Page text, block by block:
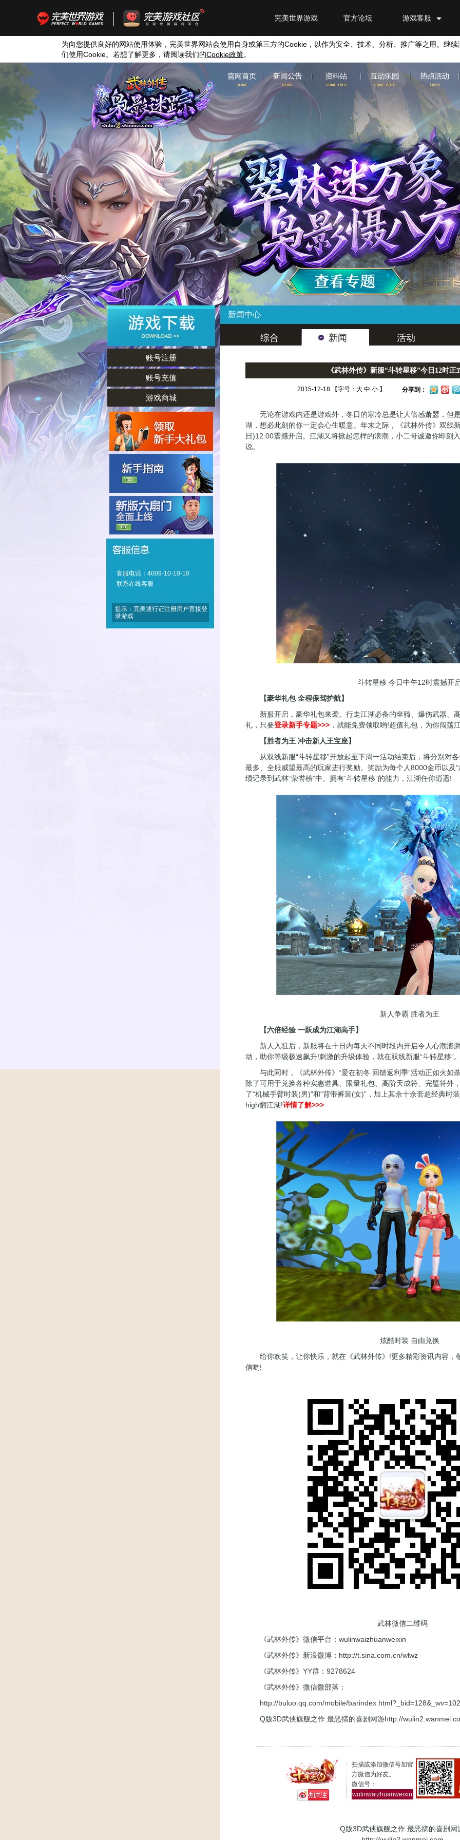
游戏客服
官方论坛
完美世界游戏
为向您提供良好的网站使用体验，完美世界网站会使用自身或第三方的Cookie ，以作为安全、技术、分析、推广等之用。继
们使用Cookie。若想了解更多，请阅读我们的Cookie政策。
账号注册
账号充值
游戏商城
客服电话：4009-10-10-10
联系在线客服
提示：完美通行证注册用户直接登
录游戏
新闻中心
综合 新闻 活动
《武林外传》新服“斗转星移”今日12时正
2015-12-18 【字号： 大 中 小】 分享到：
无论在游戏内还是游戏外，冬日的寒冷总是让人倍感萧瑟，但
湖，想必此刻的你一定会心生暖意。年末之际，《武林外传》双线
日)12:00震撼开启。江湖又将掀起怎样的浪潮，小二哥诚邀你即刻
说。
斗转星移 今日中午12时震撼开
【豪华礼包 全程保驾护航】
新服开启，豪华礼包来袭。行走江湖必备的坐骑、爆伤武器、
礼，只要登录新手专题>>>，就能免费领取哟!超值礼包，为你闯荡
【胜者为王 冲击新人王宝座】
从双线新服“斗转星移”开放起至下周一活动结束后，将分别对各
最多、全服威望最高的玩家进行奖励。奖励为每个人8000金币以及
绩记录到武林“荣誉榜”中。拥有“斗转星移”的能力，江湖任你逍遥!
新人争霸 胜者为王
【六倍经验 一跃成为江湖高手】
新人入驻后，新服将在十日内每天不同时段内开启令人心潮澎
动，助你等级极速飙升!刺激的升级体验，就在双线新服“斗转星移”
与此同时，《武林外传》“爱在初冬 回馈返利季”活动正如火如
除了可用于兑换各种实惠道具、限量礼包、高阶天成符、完璧符外
了“机械手臂时装(男)”和“背带裤装(女)”，加上其余十余套超经典时
high翻江湖!详情了解>>>
炫酷时装 自由兑换
给你欢笑，让你快乐，就在《武林外传》!更多精彩资讯内容，
信哟!
武林微信二维码
《武林外传》微信平台：wulinwaizhuanweixin
《武林外传》新浪微博： http://t.sina.com.cn/wlwz
《武林外传》YY群：9278624
《武林外传》微信微部落：
http://buluo.qq.com/mobile/
Q版3D武侠旗舰之作 最恶搞的喜剧网游http://
扫描或添加微信号加官
方微信为好友。
微信号：
wulinwaizhuanweixin
Q版3D武侠旗舰之作 最恶搞的喜剧网